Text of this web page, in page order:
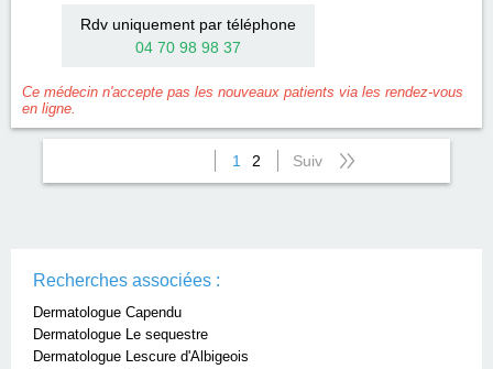
Rdv uniquement par téléphone
04 70 98 98 37
Ce médecin n'accepte pas les nouveaux patients via les rendez-vous
en ligne.
1 2 Suiv
Recherches associées :
Dermatologue Capendu
Dermatologue Le sequestre
Dermatologue Lescure d'Albigeois